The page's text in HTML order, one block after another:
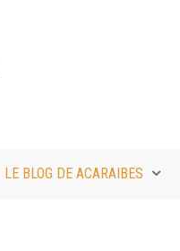
LE BLOG DE ACARAIBES